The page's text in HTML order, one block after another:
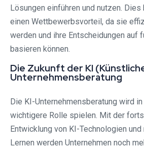
Lösungen einführen und nutzen.
einen Wettbewerbsvorteil, da sie
werden und ihre Entscheidungen auf
basieren können.
Die Zukunft der KI
Unternehmensberatung
Die KI-Unternehmensberatung wird
wichtigere Rolle spielen. Mit der
Entwicklung von KI-Technologien
Lernen werden Unternehmen noch